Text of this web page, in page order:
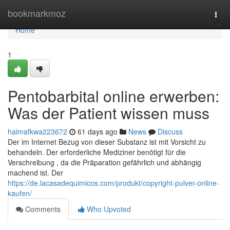
bookmarkmoz
Home
Home
1
Pentobarbital online erwerben:
Was der Patient wissen muss
haimafkwa223672 61 days ago News
Discuss
Der im Internet Bezug von dieser Substanz ist mit Vorsicht zu
behandeln. Der erforderliche Mediziner benötigt für die
Verschreibung , da die Präparation gefährlich und abhängig
machend ist. Der
https://de.lacasadequimicos.com/produkt/copyright-pulver-online-
kaufen/
Comments
Who Upvoted